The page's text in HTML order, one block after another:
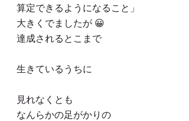
算定できるようになること」
大きくでましたが 😀
達成されるとこまで
生きているうちに
見れなくとも
なんらかの足がかりの